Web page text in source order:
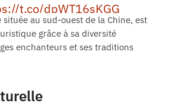
t.co/dpWT16sKGG
au sud-ouest de la Chine, est
grâce à sa diversité
enchanteurs et ses traditions